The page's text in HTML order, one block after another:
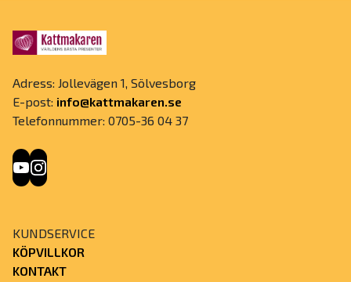
Adress: Jollevägen 1, Sölvesborg
E-post: info@kattmakaren.se
Telefonnummer: 0705-36 04 37
KUNDSERVICE
KÖPVILLKOR
KONTAKT